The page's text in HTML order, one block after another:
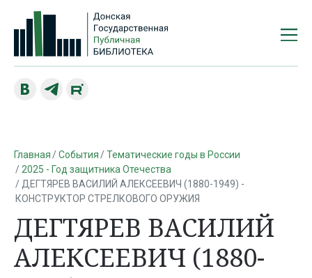
Главная События
Тематические годы в России
2025 - Год защитника Отечества
ДЕГТЯРЕВ ВАСИЛИЙ АЛЕКСЕЕВИЧ (1880-1949) -
КОНСТРУКТОР СТРЕЛКОВОГО ОРУЖИЯ
ДЕГТЯРЕВ ВАСИЛИЙ
АЛЕКСЕЕВИЧ (1880-